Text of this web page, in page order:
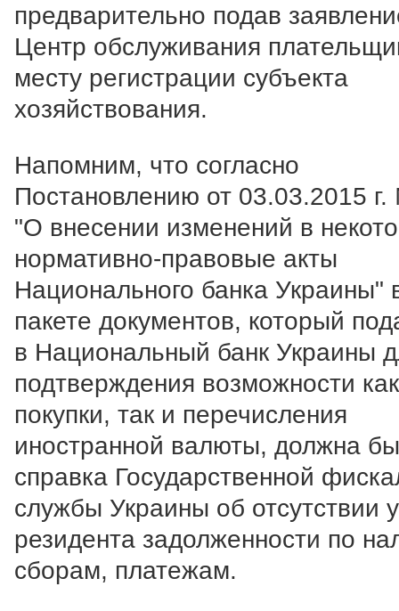
предварительно подав
Центр обслуживания
месту регистрации субъекта
хозяйствования.
Напомним, что согласно
Постановлению от 03.03.2015
"О внесении изменений в
нормативно-правовые акты
Национального банка Украины"
пакете документов, который
в Национальный банк Украины
подтверждения возможности как
покупки, так и перечисления
иностранной валюты, должна
справка Государственной
службы Украины об отсутствии у
резидента задолженности по
сборам, платежам.